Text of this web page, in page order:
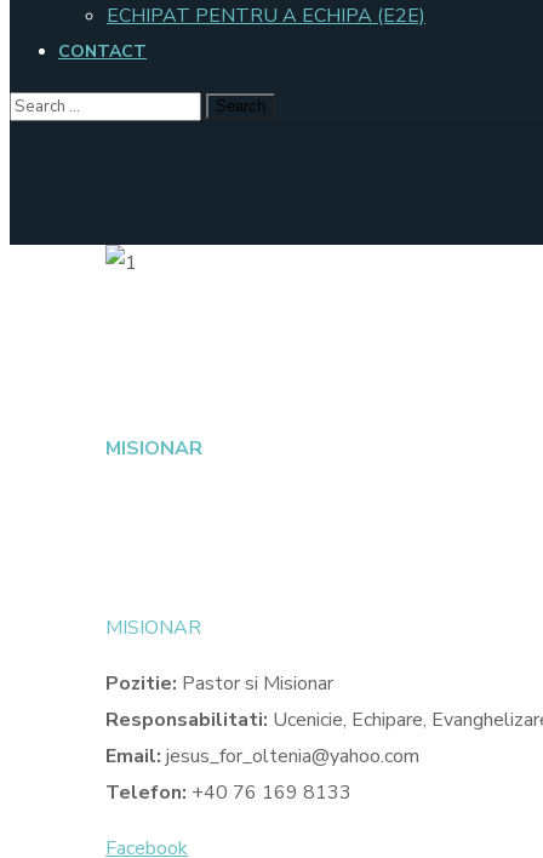
ECHIPAT PENTRU A ECHIPA (E2E)
CONTACT
MISIONAR
MISIONAR
Pozitie: Pastor si Misionar
Responsabilitati: Ucenicie, Echipare,
Email: jesus_for_oltenia@yahoo.com
Telefon: +40 76 169 8133
Facebook